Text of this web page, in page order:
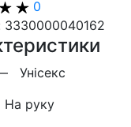
0
3330000040162
Унісекс
На руку